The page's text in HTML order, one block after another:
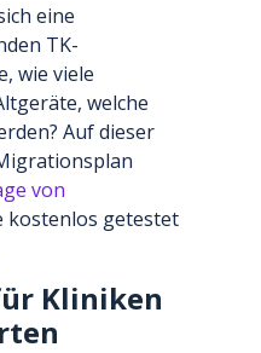
eine
TK-
wie viele
welche
Auf dieser
von
kostenlos getestet
Kliniken